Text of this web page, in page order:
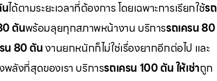
ได้ตามระยะเวลาที่ต้องการ โดยเฉพาะการเรียกใช้รถ
ตันพร้อมลุยทุกสภาพหน้างาน บริการรถเครน 80
รน 80 ตันงานยกหนักก็ไม่ใช่เรื่องยากอีกต่อไป และ
พลังที่สุดของเรา บริการรถเครน 100 ตัน ให้เช่าถูก